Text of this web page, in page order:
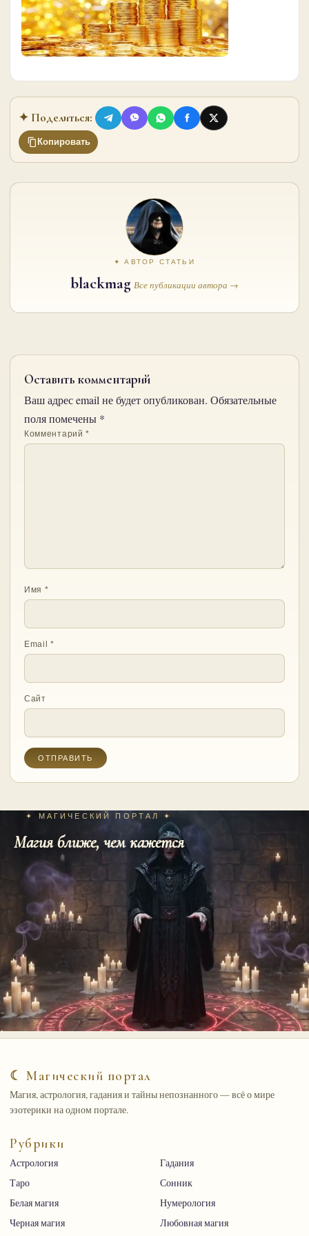
✦ Поделиться:
Копировать
✦ АВТОР СТАТЬИ
blackmag Все публикации автора →
Оставить комментарий
Ваш адрес email не будет опубликован. Обязательные
поля помечены *
Комментарий*
Имя *
Email*
Сайт
✦ МАГИЧЕСКИЙ ПОРТАЛ ✦
Магия ближе, чем кажется
☾ Магический портал
Магия, астрология, гадания и тайны непознанного — всё о мире
эзотерики на одном портале.
Рубрики
Астрология
Гадания
Таро
Сонник
Белая магия
Нумерология
Черная магия
Любовная магия